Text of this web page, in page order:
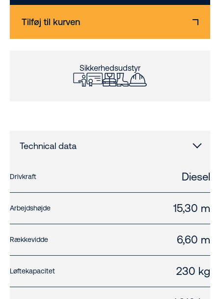
Tilføj til kurven
Sikkerhedsudstyr
Technical data
Drivkraft Diesel
Arbejdshøjde 15,30 m
Rækkevidde 6,60 m
Løftekapacitet 230 kg